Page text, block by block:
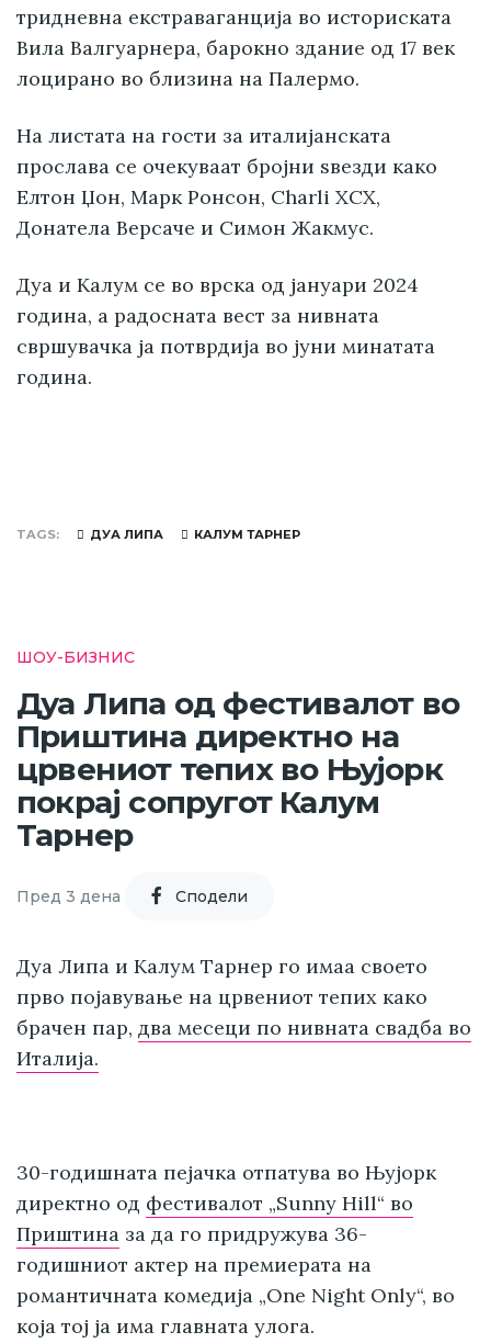
тридневна екстраваганција во историската
Вила Валгуарнера, барокно здание од 17 век
лоцирано во близина на Палермо.
На листата на гости за италијанската
прослава се очекуваат бројни ѕвезди како
Елтон Џон, Марк Ронсон, Charli XCX,
Донатела Версаче и Симон Жакмус.
Дуа и Калум се во врска од јануари 2024
година, а радосната вест за нивната
свршувачка ја потврдија во јуни минатата
година.
TAGS ДУА ЛИПА КАЛУМ ТАРНЕР
ШОУ-БИЗНИС
Дуа Липа од фестивалот во
Приштина директно на
црвениот тепих во Њујорк
покрај сопругот Калум
Тарнер
Пред 3 дена Cподели
Дуа Липа и Калум Тарнер го имаа своето
прво појавување на црвениот тепих како
брачен пар, два месеци по нивната свадба во
Италија.
30-годишната пејачка отпатува во Њујорк
директно од фестивалот „Sunny Hill“ во
Приштина за да го придружува 36-
годишниот актер на премиерата на
романтичната комедија „One Night Only“, во
која тој ја има главната улога.